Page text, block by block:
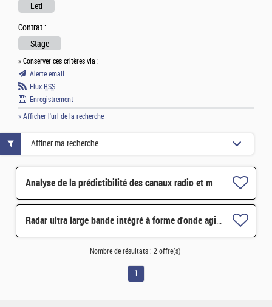
Leti
Contrat :
Stage
» Conserver ces critères via :
Alerte email
Flux RSS
Enregistrement
» Afficher l'url de la recherche
Analyse de la prédictibilité des canaux radio et modélisation par réseaux de neurones H/F
Radar ultra large bande intégré à forme d'onde agile : théorie et pratique H/F
Affiner ma recherche
Nombre de résultats : 2 offre(s)
1